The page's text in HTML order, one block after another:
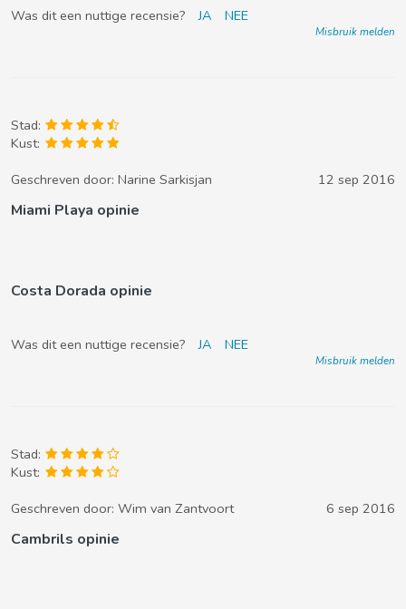
Was dit een nuttige recensie? JA NEE
Misbruik melden
Stad:
Kust:
Geschreven door: Narine Sarkisjan 12 sep 2016
Miami Playa opinie
Costa Dorada opinie
Was dit een nuttige recensie? JA NEE
Misbruik melden
Stad:
Kust:
Geschreven door: Wim van Zantvoort 6 sep 2016
Cambrils opinie